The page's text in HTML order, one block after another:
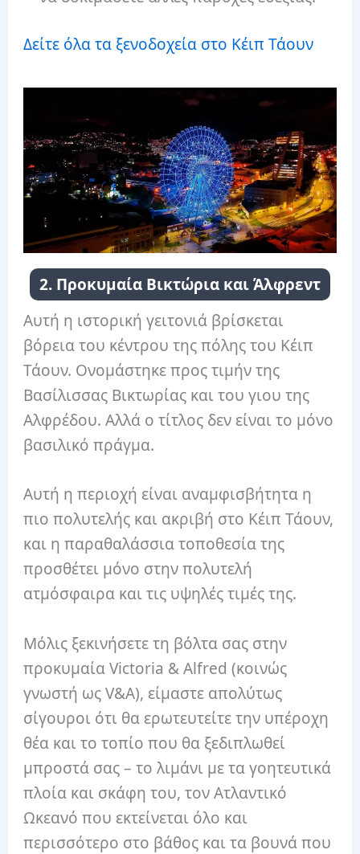
Δείτε όλα τα ξενοδοχεία στο Κέιπ Τάουν
2. Προκυμαία Βικτώρια και Άλφρεντ
Αυτή η ιστορική γειτονιά βρίσκεται
βόρεια του κέντρου της πόλης του Κέιπ
Τάουν. Ονομάστηκε προς τιμήν της
Βασίλισσας Βικτωρίας και του γιου της
Αλφρέδου. Αλλά ο τίτλος δεν είναι το μόνο
βασιλικό πράγμα.
Αυτή η περιοχή είναι αναμφισβήτητα η
πιο πολυτελής και ακριβή στο Κέιπ Τάουν,
και η παραθαλάσσια τοποθεσία της
προσθέτει μόνο στην πολυτελή
ατμόσφαιρα και τις υψηλές τιμές της.
Μόλις ξεκινήσετε τη βόλτα σας στην
προκυμαία Victoria & Alfred (κοινώς
γνωστή ως V&A), είμαστε απολύτως
σίγουροι ότι θα ερωτευτείτε την υπέροχη
θέα και το τοπίο που θα ξεδιπλωθεί
μπροστά σας – το λιμάνι με τα γοητευτικά
πλοία και σκάφη του, τον Ατλαντικό
Ωκεανό που εκτείνεται όλο και
περισσότερο στο βάθος και τα βουνά που